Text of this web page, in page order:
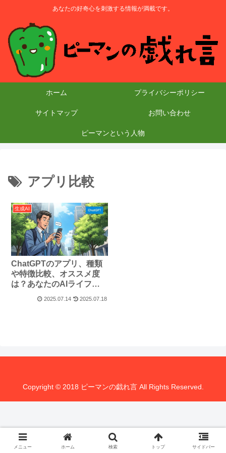
あなたの好奇心を刺激する情報が満載です。
ホーム プライバシーポリシー
サイトマップ お問い合わせ
ピーマンという人物
アプリ比較
生成AI
ChatGPTのアプリ、種類
や特徴比較、オススメ度
は？あなたのAIライフを
2025.07.14 2025.07.18
Copyright © 2018 ピーマンの戯れ言 All Rights Reserved.
メニュー ホーム 検索 トップ サイドバー